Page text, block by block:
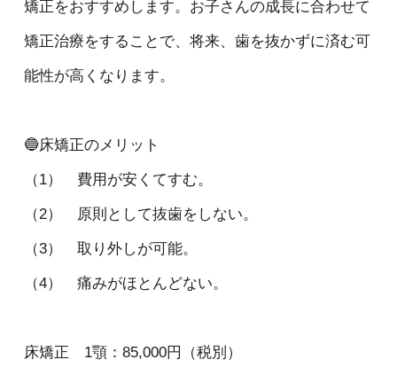
矯正をおすすめします。お子さんの成長に合わせて
矯正治療をすることで、将来、歯を抜かずに済む可
能性が高くなります。
🔵床矯正のメリット
（1） 費用が安くてすむ。
（2） 原則として抜歯をしない。
（3） 取り外しが可能。
（4） 痛みがほとんどない。
床矯正 1顎：85,000円（税別）